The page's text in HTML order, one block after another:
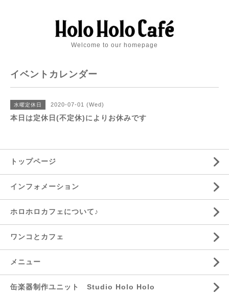
Welcome to our homepage
イベントカレンダー
水曜定休日 2020-07-01 (Wed)
本日は定休日(不定休)によりお休みです
トップページ
インフォメーション
ホロホロカフェについて♪
ワンコとカフェ
メニュー
缶楽器制作ユニット Studio Holo Holo